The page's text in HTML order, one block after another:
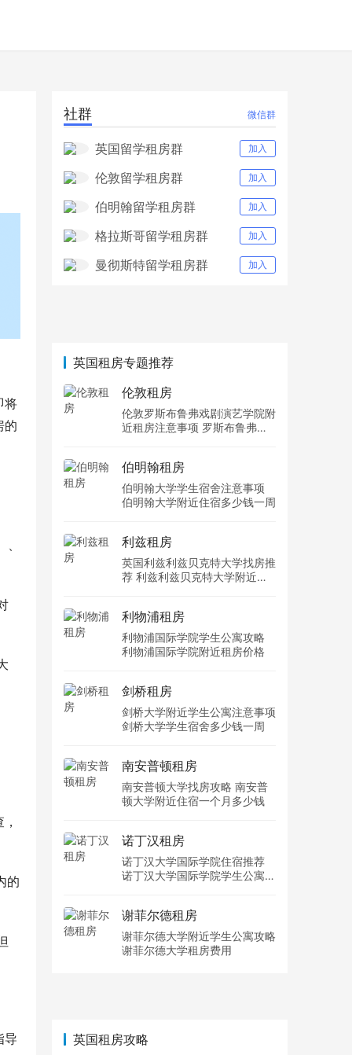
将
的
的
导
社群 微信群
英国留学租房群 加入
伦敦留学租房群 加入
伯明翰留学租房群 加入
格拉斯哥留学租房群 加入
曼彻斯特留学租房群 加入
英国租房专题推荐
伦敦租房
伦敦罗斯布鲁弗戏剧演艺学院附
近租房注意事项 罗斯布鲁弗戏
伯明翰租房
伯明翰大学学生宿舍注意事项
伯明翰大学附近住宿多少钱一周
利兹租房
英国利兹利兹贝克特大学找房推
荐 利兹利兹贝克特大学附近住
利物浦租房
利物浦国际学院学生公寓攻略
利物浦国际学院附近租房价格
剑桥租房
剑桥大学附近学生公寓注意事项
剑桥大学学生宿舍多少钱一周
南安普顿租房
南安普顿大学找房攻略 南安普
顿大学附近住宿一个月多少钱
诺丁汉租房
诺丁汉大学国际学院住宿推荐
诺丁汉大学国际学院学生公寓多
谢菲尔德租房
谢菲尔德大学附近学生公寓攻略
谢菲尔德大学租房费用
英国租房攻略